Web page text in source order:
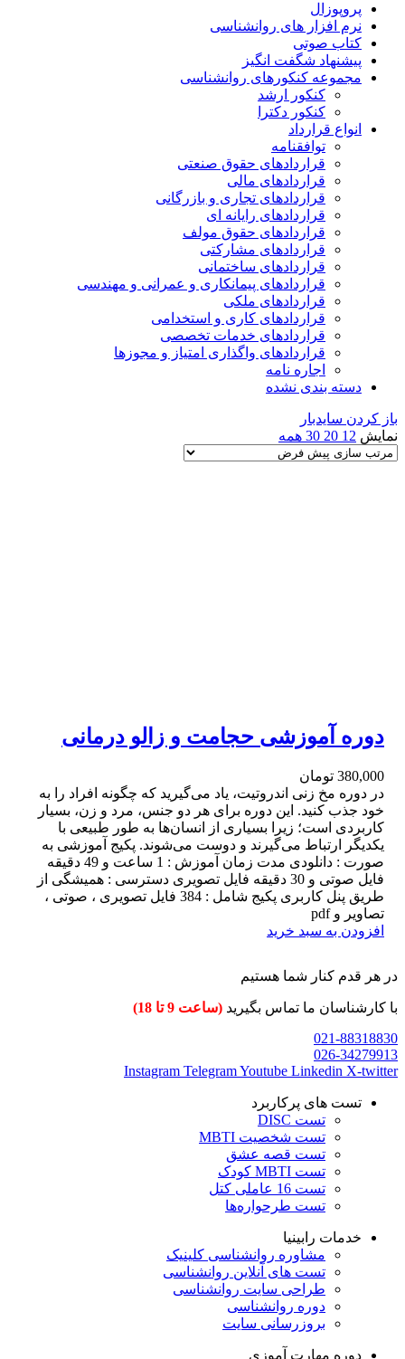
پروپوزال
نرم افزار های روانشناسی
کتاب صوتی
پیشنهاد شگفت انگیز
مجموعه کنکورهای روانشناسی
کنکور ارشد
کنکور دکترا
انواع قرارداد
توافقنامه
قراردادهای حقوق صنعتی
قراردادهای مالی
قراردادهای تجاری و بازرگانی
قراردادهای رایانه ای
قراردادهای حقوق مولف
قراردادهای مشارکتی
قراردادهای ساختمانی
قراردادهای پیمانکاری و عمرانی و مهندسی
قراردادهای ملکی
قراردادهای کاری و استخدامی
قراردادهای خدمات تخصصی
قراردادهای واگذاری امتیاز و مجوزها
اجاره نامه
دسته بندی نشده
باز کردن سایدبار
نمایش 12
20
30 همه
دوره آموزشی حجامت و زالو درمانی
380,000 تومان
در دوره مخ زنی اندروتیت، یاد می‌گیرید که چگونه افراد را به
خود جذب کنید. این دوره برای هر دو جنس، مرد و زن، بسیار
کاربردی است؛ زیرا بسیاری از انسان‌ها به طور طبیعی با
یکدیگر ارتباط می‌گیرند و دوست می‌شوند. پکیج آموزشی به
صورت : دانلودی مدت زمان آموزش : 1 ساعت و 49 دقیقه
فایل صوتی و 30 دقیقه فایل تصویری دسترسی : همیشگی از
طریق پنل کاربری پکیج شامل : 384 فایل تصویری ، صوتی ،
تصاویر و pdf
افزودن به سبد خرید
در هر قدم کنار شما هستیم
با کارشناسان ما تماس بگیرید (ساعت 9 تا 18)
021-88318830
026-34279913
Instagram TelegramYoutube Linkedin X-twitter
تست های پرکاربرد
تست DISC
تست شخصیت MBTI
تست قصه عشق
تست MBTI کودک
تست 16 عاملی کتل
تست طرحواره‌ها
خدمات رابینیا
مشاوره روانشناسی کلینیک
تست های آنلاین روانشناسی
طراحی سایت روانشناسی
دوره روانشناسی
بروزرسانی سایت
دوره مهارت آموزی